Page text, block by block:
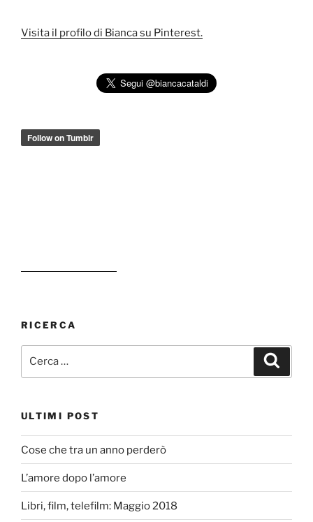
Visita il profilo di Bianca su Pinterest.
RICERCA
ULTIMI POST
Cose che tra un anno perderò
L’amore dopo l’amore
Libri, film, telefilm: Maggio 2018